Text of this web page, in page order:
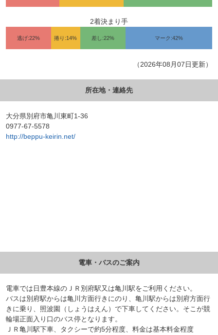
2着決まり手
逃げ:22% 捲り:14% 差し:22% マーク:42%
（2026年08月07日更新）
所在地・連絡先
大分県別府市亀川東町1-36
0977-67-5578
http://beppu-keirin.net/
電車・バスのご案内
電車では日豊本線のＪＲ別府駅又は亀川駅をご利用ください。
バスは別府駅からは亀川方面行きにのり、亀川駅からは別府方面行
きに乗り、照波園（しょうはえん）で下車してください。そこが競
輪場正面入り口のバス停となります。
ＪＲ亀川駅下車、タクシーで約5分程度、料金は基本料金程度